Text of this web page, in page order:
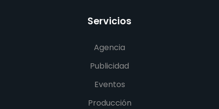
Servicios
Agencia
Publicidad
Eventos
Producción